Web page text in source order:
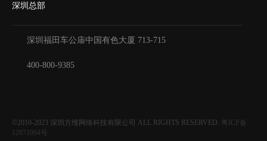
深圳总部
深圳福田车公庙中国有色大厦 713-715
400-800-9385
©2010-2023 深圳方维网络科技有限公司 ALL RIGHTS RESERVED. 粤ICP备
12071064号